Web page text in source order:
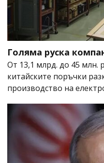
Голяма руска
От 13,1 млрд. до 45 млн.
китайските поръчки
производство на